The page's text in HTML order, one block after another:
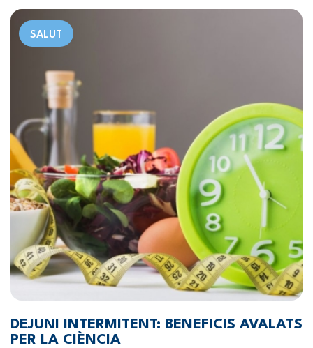
SALUT
DEJUNI INTERMITENT: BENEFICIS AVALATS
PER LA CIÈNCIA